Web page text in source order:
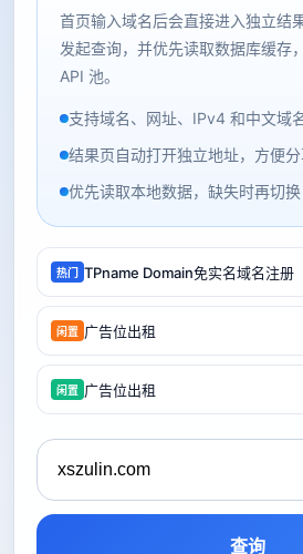
首页输入域名后会直接进入独立结
发起查询，并优先读取数据库缓存
API 池。
支持域名、网址、IPv4 和中文域
结果页自动打开独立地址，方便分
优先读取本地数据，缺失时再切换
热门 TPname Domain免实名域名注册
闲置 广告位出租
闲置 广告位出租
查询